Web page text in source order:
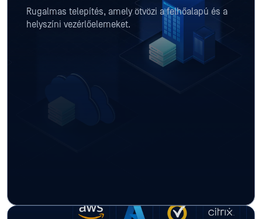
Rugalmas telepítés, amely ötvözi a felhőalapú és a
helyszíni vezérlőelemeket.